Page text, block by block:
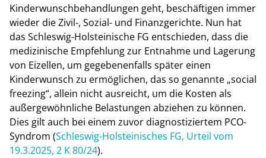
Kinderwunschbehandlungen geht, beschäftigen immer
wieder die Zivil-, Sozial- und Finanzgerichte. Nun hat
das Schleswig-Holsteinische FG entschieden, dass die
medizinische Empfehlung zur Entnahme und Lagerung
von Eizellen, um gegebenenfalls später einen
Kinderwunsch zu ermöglichen, das so genannte „social
freezing“, allein nicht ausreicht, um die Kosten als
außergewöhnliche Belastungen abziehen zu können.
Dies gilt auch bei einem zuvor diagnostiziertem PCO-
Syndrom (Schleswig-Holsteinisches FG, Urteil vom
19.3.2025, 2 K 80/24).